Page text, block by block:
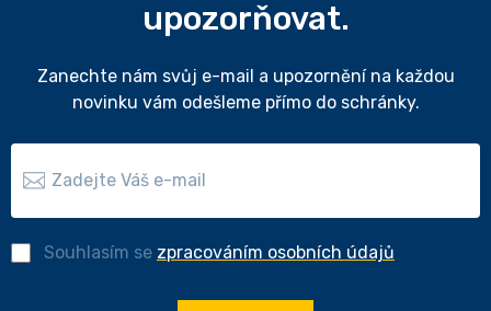
upozorňovat.
Zanechte nám svůj e-mail a upozornění na každou
novinku vám odešleme přímo do schránky.
Souhlasím se zpracováním osobních údajů